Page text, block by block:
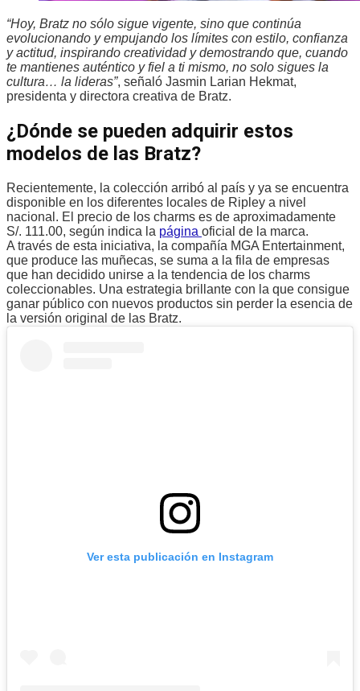
“Hoy, Bratz no sólo sigue vigente, sino que continúa
evolucionando y empujando los límites con estilo, confianza
y actitud, inspirando creatividad y demostrando que, cuando
te mantienes auténtico y fiel a ti mismo, no solo sigues la
cultura… la lideras”, señaló Jasmin Larian Hekmat,
presidenta y directora creativa de Bratz.
¿Dónde se pueden adquirir estos
modelos de las Bratz?
Recientemente, la colección arribó al país y ya se encuentra
disponible en los diferentes locales de Ripley a nivel
nacional. El precio de los charms es de aproximadamente
S/. 111.00, según indica la página oficial de la marca.
A través de esta iniciativa, la compañía MGA Entertainment,
que produce las muñecas, se suma a la fila de empresas
que han decidido unirse a la tendencia de los charms
coleccionables. Una estrategia brillante con la que consigue
ganar público con nuevos productos sin perder la esencia de
la versión original de las Bratz.
Ver esta publicación en Instagram